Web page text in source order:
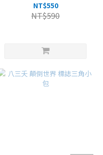
NT$550
NT$590